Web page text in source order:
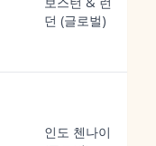
던 (글로벌)
인도 첸나이